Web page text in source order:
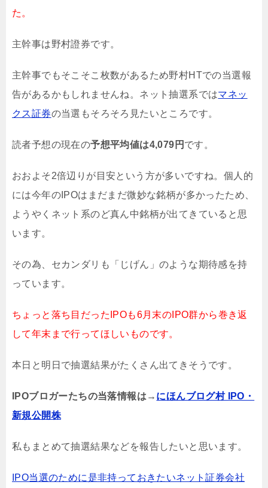
た。
主幹事は野村證券です。
主幹事でもそこそこ枚数があるため野村HTでの当選報
告があるかもしれませんね。ネット抽選系ではマネッ
クス証券の当選もそろそろ見たいところです。
読者予想の現在の予想平均値は4,079円 です。
おおよそ2倍辺りが目安という方が多いですね。個人的
には今年のIPOはまだまだ微妙な銘柄が多かったため、
ようやくネット系のど真ん中銘柄が出てきていると思
います。
その為、セカンダリも「じげん」のような期待感を持
っています。
ちょっと落ち目だったIPOも6月末のIPO群から巻き返
して年末まで行ってほしいものです。
本日と明日で抽選結果がたくさん出てきそうです。
IPOブロガーたちの当落情報は→ にほんブログ村 IPO・
新規公開株
私もまとめて抽選結果などを報告したいと思います。
IPO当選のために是非持っておきたいネット証券会社